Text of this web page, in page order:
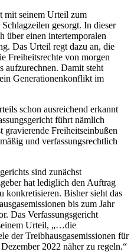
mit seinem Urteil zum
gesorgt. In dieser
über einen intertemporalen
Das Urteil regt dazu an, die
Freiheitsrechte von morgen
aufzurechnen. Damit steht
Generationenkonflikt im
schon ausreichend erkannt
führt nämlich
Freiheitseinbußen
und verfassungsrechtlich
sind zunächst
hat lediglich den Auftrag
konkretisieren. Bisher sieht das
bis zum Jahr
Das Verfassungsgericht
Urteil, „…die
der Treibhausgasemissionen für
2022 näher zu regeln.“